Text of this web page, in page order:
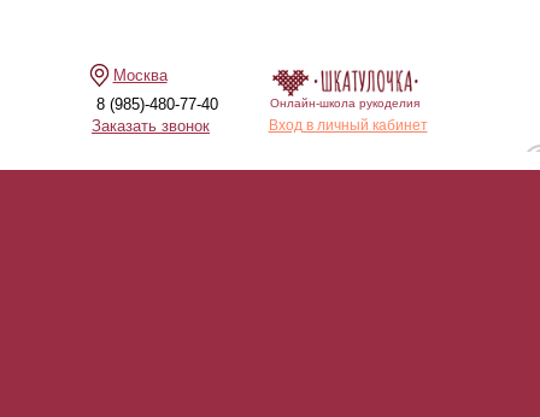
Онлайн-школа рукоделия
8 (985)-480-77-40
Вход в личный кабинет
Москва
Заказать звонок